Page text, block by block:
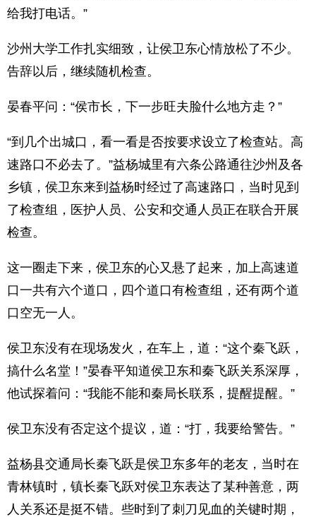
给我打电话。”
沙州大学工作扎实细致，让侯卫东心情放松了不少。
告辞以后，继续随机检查。
晏春平问：“侯市长，下一步旺夫脸什么地方走？”
“到几个出城口，看一看是否按要求设立了检查站。高
速路口不必去了。”益杨城里有六条公路通往沙州及各
乡镇，侯卫东来到益杨时经过了高速路口，当时见到
了检查组，医护人员、公安和交通人员正在联合开展
检查。
这一圈走下来，侯卫东的心又悬了起来，加上高速道
口一共有六个道口，四个道口有检查组，还有两个道
口空无一人。
侯卫东没有在现场发火，在车上，道：“这个秦飞跃，
搞什么名堂！”晏春平知道侯卫东和秦飞跃关系深厚，
他试探着问：“我能不能和秦局长联系，提醒提醒。”
侯卫东没有否定这个提议，道：“打，我要给警告。”
益杨县交通局长秦飞跃是侯卫东多年的老友，当时在
青林镇时，镇长秦飞跃对侯卫东表达了某种善意，两
人关系还是挺不错。些时到了刺刀见血的关键时期，